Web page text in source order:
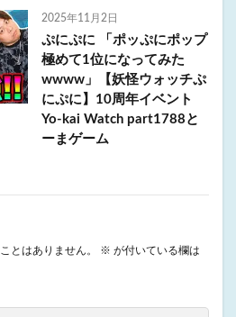
2025年11月2日
ぷにぷに 「ポッぷにポップ
極めて1位になってみた
wwww」【妖怪ウォッチぷ
にぷに】10周年イベント
Yo-kai Watch part1788と
ーまゲーム
とはありません。 ※ が付いている欄は